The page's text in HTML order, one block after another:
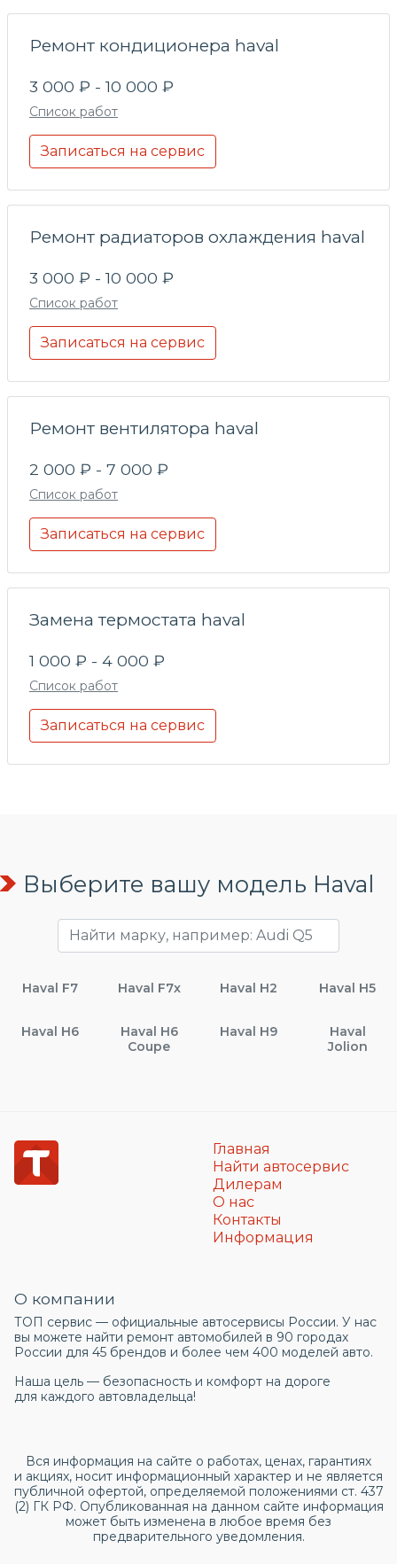
Ремонт кондиционера haval
3 000 ₽ - 10 000 ₽
Список работ
Записаться на сервис
Ремонт радиаторов охлаждения haval
3 000 ₽ - 10 000 ₽
Список работ
Записаться на сервис
Ремонт вентилятора haval
2 000 ₽ - 7 000 ₽
Список работ
Записаться на сервис
Замена термостата haval
1 000 ₽ - 4 000 ₽
Список работ
Записаться на сервис
Выберите вашу модель Haval
Haval F7 Haval F7x Haval H2 Haval H5
Haval H6
Haval H6
Coupe
Haval H9
Haval
Jolion
Главная
Найти автосервис
Дилерам
О нас
Контакты
Информация
О компании
ТОП сервис — официальные автосервисы России. У нас
вы можете найти ремонт автомобилей в 90 городах
России для 45 брендов и более чем 400 моделей авто.
Наша цель — безопасность и комфорт на дороге
для каждого автовладельца!
Вся информация на сайте о работах, ценах, гарантиях
и акциях, носит информационный характер и не является
публичной офертой, определяемой положениями ст. 437
(2) ГК РФ. Опубликованная на данном сайте информация
может быть изменена в любое время без
предварительного уведомления.